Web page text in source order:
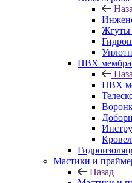
ПВХ
ПВХ
Мастики и
Назад